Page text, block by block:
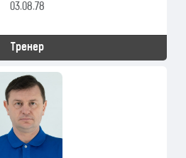
03.08.78
Тренер